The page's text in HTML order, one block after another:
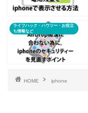
ライフハック・ハウツー・お役立
ち情報など
HOME iphone